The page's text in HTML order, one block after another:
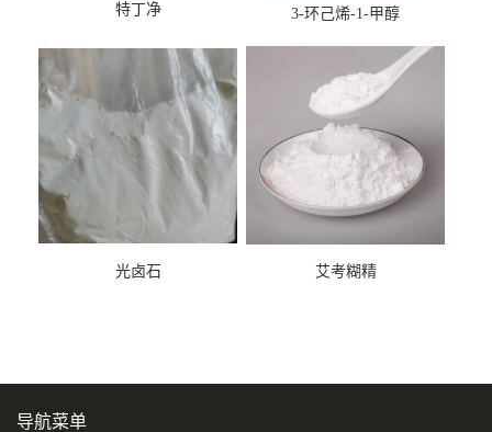
特丁净 3-环己烯-1-甲醇
光卤石 艾考糊精
导航菜单